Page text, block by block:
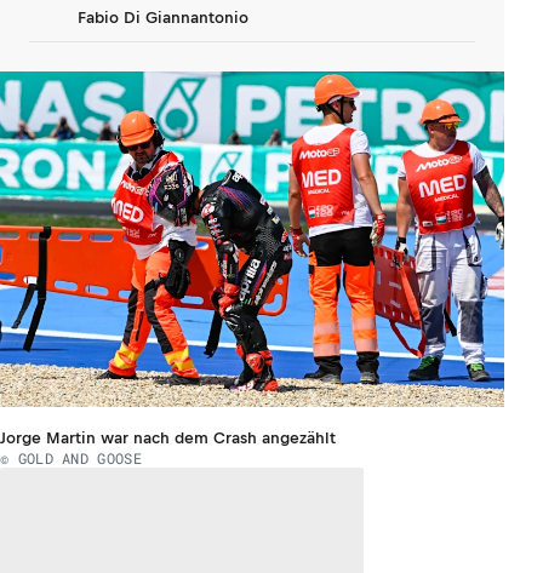
Fabio Di Giannantonio
Jorge Martin war nach dem Crash angezählt
© GOLD AND GOOSE